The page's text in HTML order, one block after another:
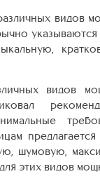
видов
видов
шумовую,
этих видов